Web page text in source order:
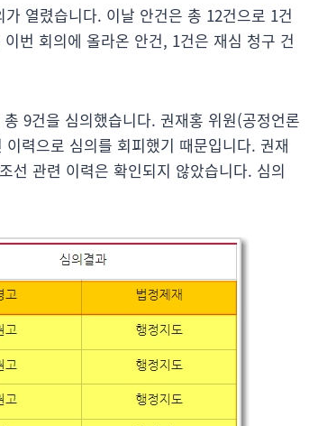
열렸습니다. 이날 안건은 총 12건으로 1건
번 회의에 올라온 안건, 1건은 재심 청구 건
9건을 심의했습니다. 권재홍 위원(공정언론
력으로 심의를 회피했기 때문입니다. 권재
선 관련 이력은 확인되지 않았습니다. 심의